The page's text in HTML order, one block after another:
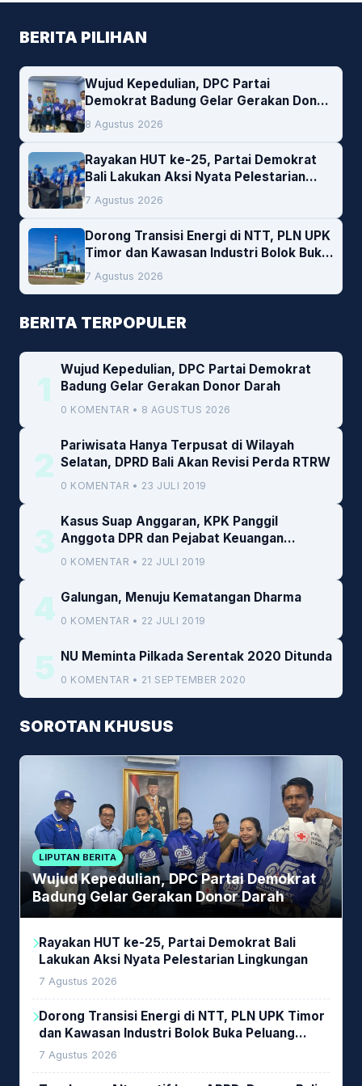
BERITA PILIHAN
Wujud Kepedulian, DPC Partai
Demokrat Badung Gelar Gerakan Donor
Darah
8 Agustus 2026
Rayakan HUT ke-25, Partai Demokrat
Bali Lakukan Aksi Nyata Pelestarian
Lingkungan
7 Agustus 2026
Dorong Transisi Energi di NTT, PLN UPK
Timor dan Kawasan Industri Bolok Buka
Peluang Investasi Woodchip untuk
Cofiring PLTU Bolok
7 Agustus 2026
BERITA TERPOPULER
1
Wujud Kepedulian, DPC Partai Demokrat
Badung Gelar Gerakan Donor Darah
0 KOMENTAR • 8 AGUSTUS 2026
2
Pariwisata Hanya Terpusat di Wilayah
Selatan, DPRD Bali Akan Revisi Perda RTRW
0 KOMENTAR • 23 JULI 2019
3
Kasus Suap Anggaran, KPK Panggil
Anggota DPR dan Pejabat Keuangan
Kemenkeu
0 KOMENTAR • 22 JULI 2019
4 Galungan, Menuju Kematangan Dharma
0 KOMENTAR • 22 JULI 2019
5 NU Meminta Pilkada Serentak 2020 Ditunda
0 KOMENTAR • 21 SEPTEMBER 2020
SOROTAN KHUSUS
LIPUTAN BERITA
Wujud Kepedulian, DPC Partai Demokrat
Badung Gelar Gerakan Donor Darah
Rayakan HUT ke-25, Partai Demokrat Bali
Lakukan Aksi Nyata Pelestarian Lingkungan
7 Agustus 2026
Dorong Transisi Energi di NTT, PLN UPK Timor
dan Kawasan Industri Bolok Buka Peluang
Investasi Woodchip untuk Cofiring PLTU Bolok
7 Agustus 2026